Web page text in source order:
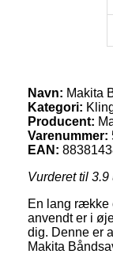
Navn: Makita
Kategori:
Producent:
Varenummer:
EAN:
Vurderet til 3.9
En lang række
anvendt er i
dig. Denne er
Makita